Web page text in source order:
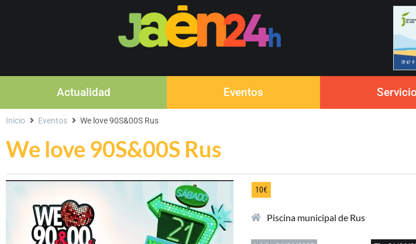
Actualidad Eventos
We love 90S&00S Rus
Inicio Eventos We love 90S&00S Rus
10€
Piscina municipal de Rus